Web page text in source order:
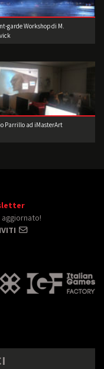
garde Workshop di M.
Parrillo ad iMasterArt
aggiornato!